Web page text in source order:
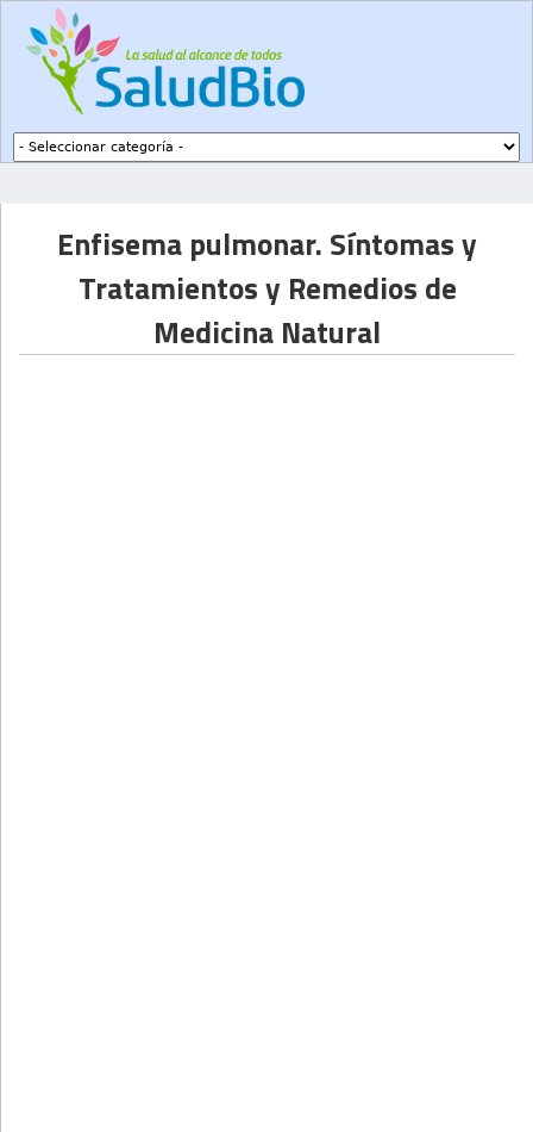
Enfisema pulmonar. Síntomas y
Tratamientos y Remedios de
Medicina Natural